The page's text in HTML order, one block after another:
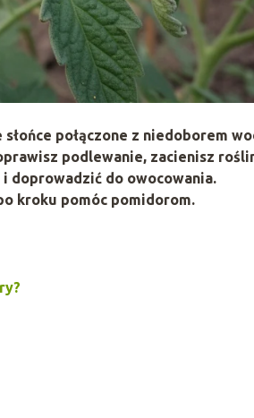
połączone z niedoborem
podlewanie, zacienisz
doprowadzić do owocowania.
kroku pomóc pomidorom.